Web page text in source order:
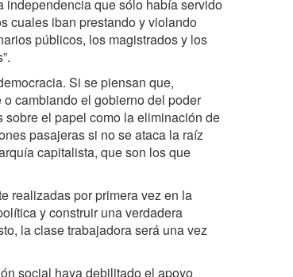
que sólo había servido
cuales iban prestando y violando
públicos, los magistrados y los
Si se piensan que,
cambiando el gobierno del poder
el papel como la eliminación de
pasajeras si no se ataca la raíz
capitalista, que son los que
realizadas por primera vez en la
y construir una verdadera
la clase trabajadora será una vez
social haya debilitado el apoyo